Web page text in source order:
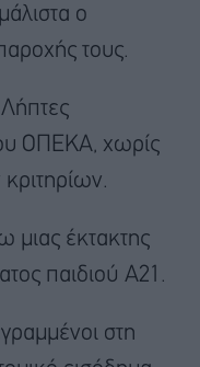
ο
τους.
ΟΠΕΚΑ, χωρίς
μιας έκτακτης
παιδιού Α21.
στη